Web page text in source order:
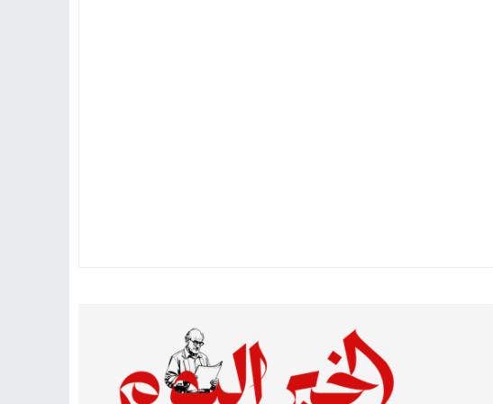
شخصيات دينية سودانية